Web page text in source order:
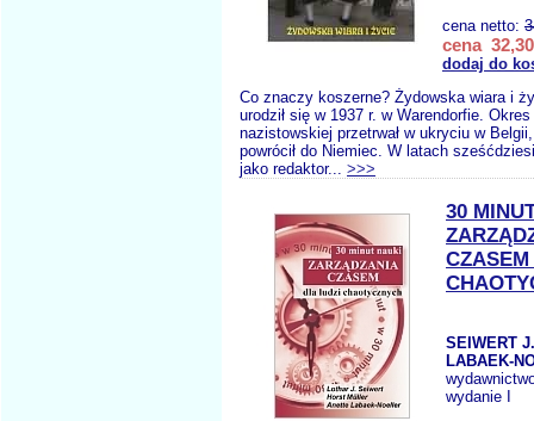
cena netto:
cena 32,30
dodaj do
Co znaczy koszerne? Żydowska wiara i
urodził się w 1937 r. w Warendorfie. Okres
nazistowskiej przetrwał w ukryciu w
powrócił do Niemiec. W latach
jako redaktor... >>>
30
SEIWERT
LABAEK-
wydanie I